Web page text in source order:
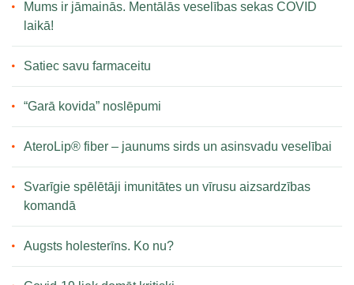
Mums ir jāmainās. Mentālās veselības sekas COVID
laikā!
Satiec savu farmaceitu
“Garā kovida” noslēpumi
AteroLip® fiber – jaunums sirds un asinsvadu veselībai
Svarīgie spēlētāji imunitātes un vīrusu aizsardzības
komandā
Augsts holesterīns. Ko nu?